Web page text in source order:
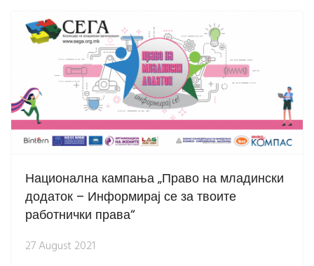
Национална кампања „Право на младински
додаток – Информирај се за твоите
работнички права“
27 August 2021